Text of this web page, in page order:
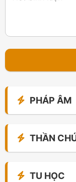
PHÁP ÂM
THẦN
TU HỌC